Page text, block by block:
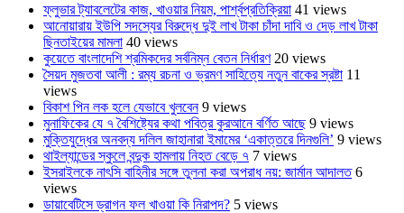
ফ্লুভার ট্যাবলেটের কাজ, খাওয়ার নিয়ম, পার্শ্বপ্রতিক্রিয়া 41 views
আনোয়ারায় ইউপি সদস্যের বিরুদ্ধে দুই লাখ টাকা চাঁদা দাবি ও দেড় লাখ টাকা
ছিনতাইয়ের মামলা 40 views
কুয়েতে বাংলাদেশি শ্রমিকদের সর্বনিম্ন বেতন নির্ধারণ 20 views
সৈয়দ মুজতবা আলী : রম্য রচনা ও ভ্রমণ সাহিত্যে নতুন বাকের স্রষ্টা 11
views
বিকাশ পিন লক হলে যেভাবে খুলবেন 9 views
মুনাফিকের যে ৭ বৈশিষ্ট্যের কথা পবিত্র কুরআনে বর্ণিত আছে 9 views
মুক্তিযুদ্ধের অনবদ্য দলিল জাহানারা ইমামের ‘একাত্তরে দিনগুলি’ 9 views
থাইল্যান্ডের স্কুলে বন্দুক হামলায় নিহত বেড়ে ৭ 7 views
ইসরাইলকে নাৎসি বাহিনীর সঙ্গে তুলনা করা অপরাধ নয়: জার্মান আদালত 6
views
ডায়াবেটিসে ড্রাগন ফল খাওয়া কি নিরাপদ? 5 views